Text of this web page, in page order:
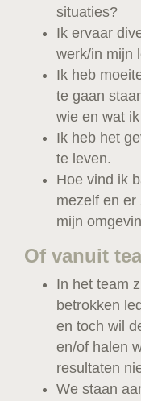
situaties?
Ik ervaar
werk/in mijn
Ik heb
te gaan
wie en wat
Ik heb het
te leven.
Hoe vind ik
mezelf en er
mijn
Of vanuit
In het team
betrokken
en toch wil
en/of halen
resultaten
We staan